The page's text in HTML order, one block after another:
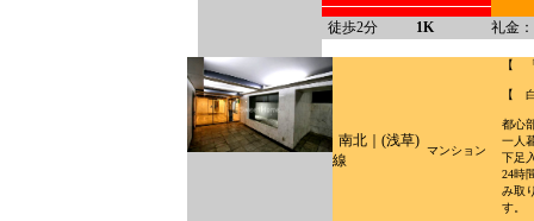
徒歩2分 1K 礼金
南北｜(浅草)
線
マンション
【
【
都心
一人
下足
24時
み取
す。